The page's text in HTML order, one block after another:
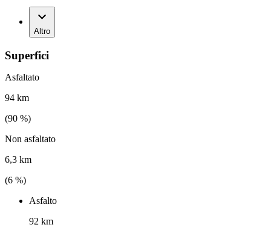
Altro
Superfici
Asfaltato
94 km
(90 %)
Non asfaltato
6,3 km
(6 %)
Asfalto
92 km